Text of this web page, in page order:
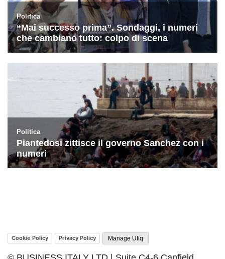
Cookie Policy Privacy Policy Manage Utiq